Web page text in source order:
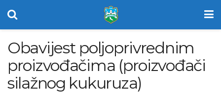
Obavijest poljoprivrednim
proizvođačima (proizvođači
silažnog kukuruza)